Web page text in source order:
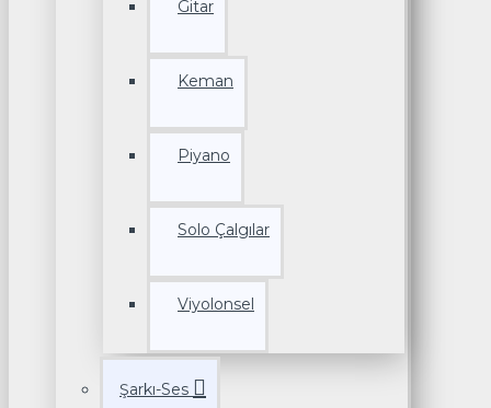
Gitar
Keman
Piyano
Solo Çalgılar
Viyolonsel
Şarkı-Ses